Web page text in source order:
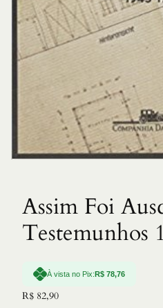
Assim Foi
Testemunhos
À vista no Pix:R$ 78,76
R$ 82,90